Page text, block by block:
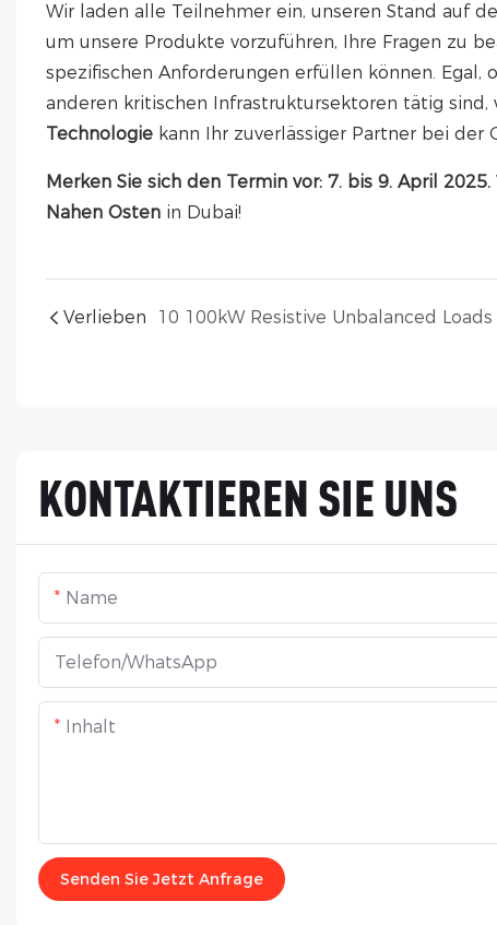
Wir laden alle Teilnehmer ein, unseren Stand auf
um unsere Produkte vorzuführen, Ihre Fragen zu
spezifischen Anforderungen erfüllen können. Egal,
anderen kritischen Infrastruktursektoren tätig sind,
Technologie kann Ihr zuverlässiger Partner bei
Merken Sie sich den Termin vor: 7. bis 9. April 2025.
Nahen Osten in Dubai!
Verlieben
KONTAKTIEREN SIE UNS
Name
Telefon/WhatsApp
Inhalt
Senden Sie Jetzt Anfrage